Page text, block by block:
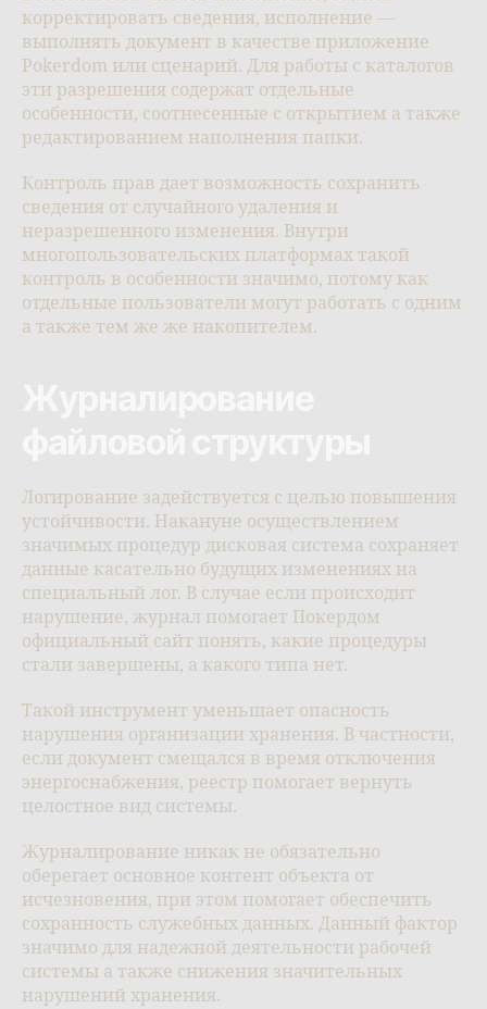
корректировать сведения, исполнение —
выполнять документ в качестве приложение
Pokerdom или сценарий. Для работы с каталогов
эти разрешения содержат отдельные
особенности, соотнесенные с открытием а также
редактированием наполнения папки.
Контроль прав дает возможность сохранить
сведения от случайного удаления и
неразрешенного изменения. Внутри
многопользовательских платформах такой
контроль в особенности значимо, потому как
отдельные пользователи могут работать с одним
а также тем же же накопителем.
Логирование задействуется с целью повышения
устойчивости. Накануне осуществлением
значимых процедур дисковая система сохраняет
данные касательно будущих изменениях на
специальный лог. В случае если происходит
нарушение, журнал помогает Покердом
официальный сайт понять, какие процедуры
стали завершены, а какого типа нет.
Такой инструмент уменьшает опасность
нарушения организации хранения. В частности,
если документ смещался в время отключения
энергоснабжения, реестр помогает вернуть
целостное вид системы.
Журналирование никак не обязательно
оберегает основное контент объекта от
исчезновения, при этом помогает обеспечить
сохранность служебных данных. Данный фактор
значимо для надежной деятельности рабочей
системы а также снижения значительных
нарушений хранения.